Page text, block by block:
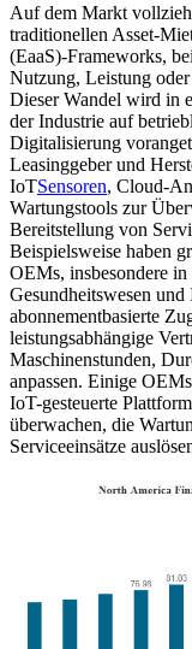
Auf dem Markt
traditionellen Asset-
(EaaS)-Frameworks,
Nutzung, Leistung
Dieser Wandel wird in
der Industrie auf
Digitalisierung
Leasinggeber und
IoTSensoren, Cloud-
Wartungstools zur
Bereitstellung von
Beispielsweise haben
OEMs, insbesondere
Gesundheitswesen
abonnementbasierte
leistungsabhängige
Maschinenstunden,
anpassen. Einige
IoT-gesteuerte
überwachen, die
Serviceeinsätze